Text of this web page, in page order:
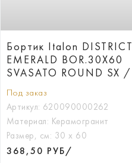
Бортик Italon DISTRICT
EMERALD BOR.30X60
SVASATO ROUND SX /
ЭМЕРАЛЬД 30X60 С
ВЫЕМКОЙ ЗАКРУГ.ЛЕВ
Под заказ
Артикул: 620090000262
Материал: Керамогранит
Размер, см: 30 х 60
368,50 РУБ/